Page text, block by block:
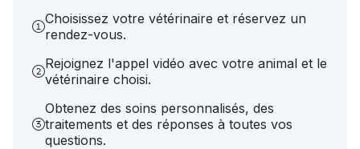
Choisissez votre vétérinaire et réservez un
rendez-vous.
Rejoignez l'appel vidéo avec votre animal et le
vétérinaire choisi.
Obtenez des soins personnalisés, des
traitements et des réponses à toutes vos
questions.